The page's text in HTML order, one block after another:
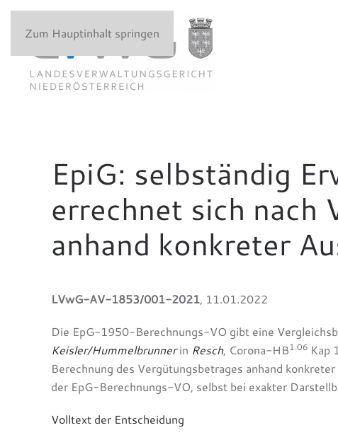
Zum Hauptinhalt springen
EpiG: selbständig
errechnet sich nach
anhand konkreter
LVwG-AV-1853/001-2021, 11.01.2022
Die EpG-1950-Berechnungs-VO gibt eine
Keisler/Hummelbrunnerin Resch, Corona-HB1.06 Kap
Berechnung des Vergütungsbetrages anhand
der EpG-Berechnungs-VO, selbst bei exakter
Volltext der Entscheidung